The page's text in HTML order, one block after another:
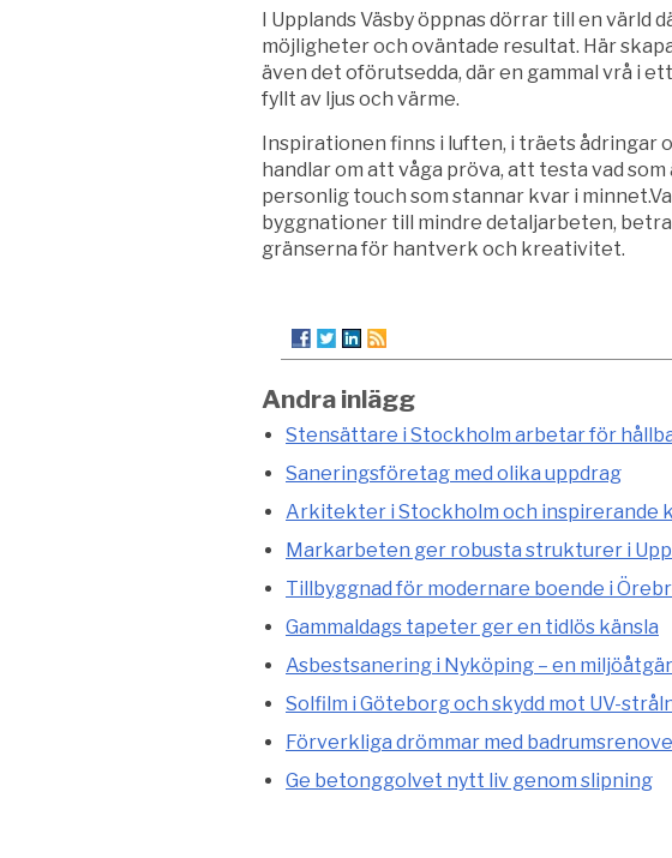
I Upplands Väsby öppnas dörrar till en värld
möjligheter och oväntade resultat. Här
även det oförutsedda, där en gammal vrå i
fyllt av ljus och värme.
Inspirationen finns i luften, i träets ådringar
handlar om att våga pröva, att testa vad
personlig touch som stannar kvar i
byggnationer till mindre detaljarbeten,
gränserna för hantverk och kreativitet.
Andra inlägg
Stensättare i Stockholm arbetar för
Saneringsföretag med olika uppdrag
Arkitekter i Stockholm och inspirerande
Markarbeten ger robusta strukturer i
Tillbyggnad för modernare boende i
Gammaldags tapeter ger en tidlös känsla
Asbestsanering i Nyköping – en
Solfilm i Göteborg och skydd mot UV-
Förverkliga drömmar med
Ge betonggolvet nytt liv genom slipning